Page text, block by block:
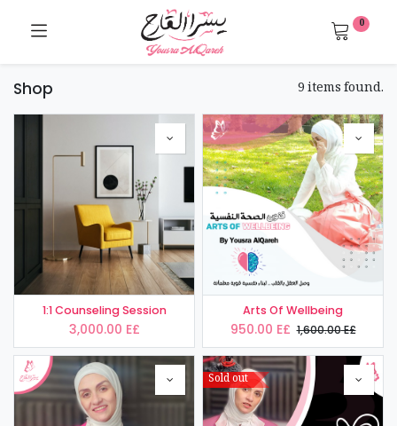
0
Shop 9 items found.
1:1 Counseling Session
3,000.00 E£
Arts Of Wellbeing
950.00 E£ 1,600.00E£
Sold out